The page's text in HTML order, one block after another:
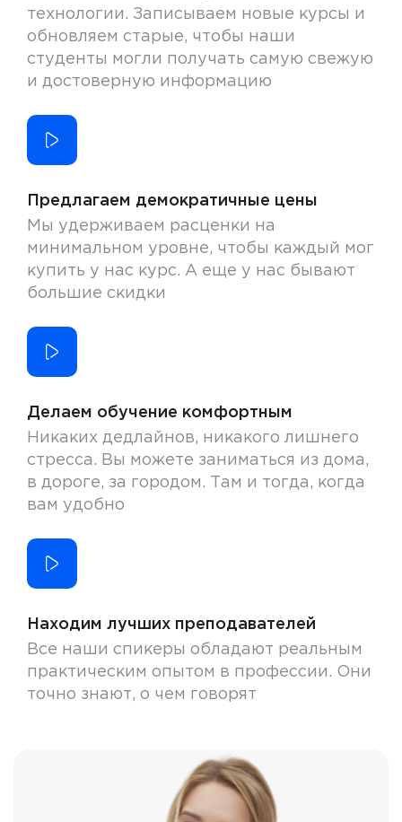
технологии. Записываем новые курсы и
обновляем старые, чтобы наши
студенты могли получать самую свежую
и достоверную информацию
Предлагаем демократичные цены
Мы удерживаем расценки на
минимальном уровне, чтобы каждый мог
купить у нас курс. А еще у нас бывают
большие скидки
Делаем обучение комфортным
Никаких дедлайнов, никакого лишнего
стресса. Вы можете заниматься из дома,
в дороге, за городом. Там и тогда, когда
вам удобно
Находим лучших преподавателей
Все наши спикеры обладают реальным
практическим опытом в профессии. Они
точно знают, о чем говорят